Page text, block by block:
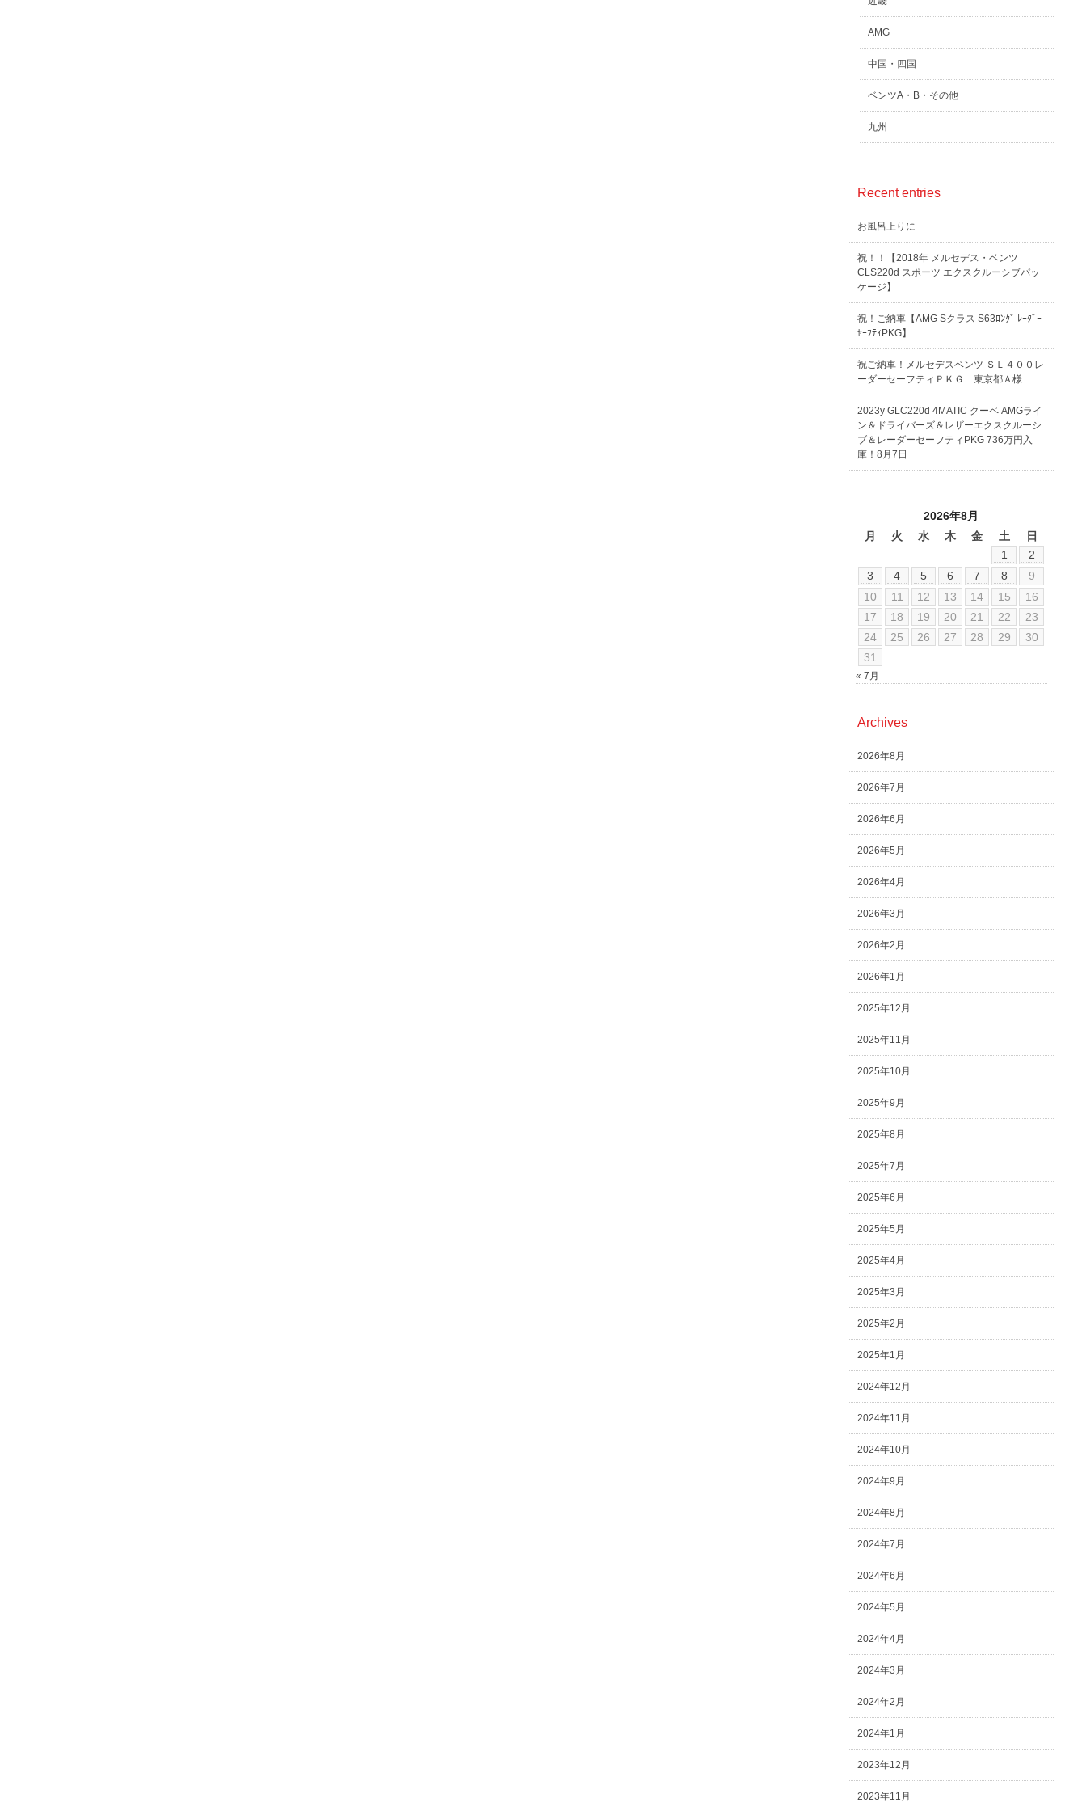
AMG
中国・四国
ベンツA・B・その他
九州
Recent entries
お風呂上りに
祝！！【2018年 メルセデス・ベンツ
CLS220d スポーツ エクスクルーシブパッ
ケージ】
祝！ご納車【AMG Sクラス S63ﾛﾝｸﾞ ﾚｰﾀﾞｰ
ｾｰﾌﾃｨPKG】
祝ご納車！メルセデスベンツ ＳＬ４００レ
ーダーセーフティＰＫＧ 東京都Ａ様
2023y GLC220d 4MATIC クーペ AMGライ
ン＆ドライバーズ＆レザーエクスクルーシ
ブ＆レーダーセーフティPKG 736万円入
庫！8月7日
2026年8月
月
火 水 木 金 土
日
1
2
3
4 5 6 7 8
9
10
11 12 13 14 15
16
17
18 19 20 21 22
23
24
25 26 27 28 29
30
31
« 7月
Archives
2026年8月
2026年7月
2026年6月
2026年5月
2026年4月
2026年3月
2026年2月
2026年1月
2025年12月
2025年11月
2025年10月
2025年9月
2025年8月
2025年7月
2025年6月
2025年5月
2025年4月
2025年3月
2025年2月
2025年1月
2024年12月
2024年11月
2024年10月
2024年9月
2024年8月
2024年7月
2024年6月
2024年5月
2024年4月
2024年3月
2024年2月
2024年1月
2023年12月
2023年11月